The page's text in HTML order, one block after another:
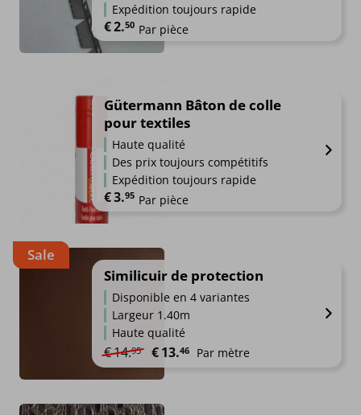
Expédition toujours rapide
€2.50 Par pièce
Gütermann Bâton de colle
pour textiles
Haute qualité
Des prix toujours compétitifs
Expédition toujours rapide
€3.95 Par pièce
Sale
Similicuir de protection
Disponible en 4 variantes
Largeur 1.40m
Haute qualité
€14.95 Le prix initial était : €14.95.
€13.46 Le prix actuel est : €13.46.
Par mètre